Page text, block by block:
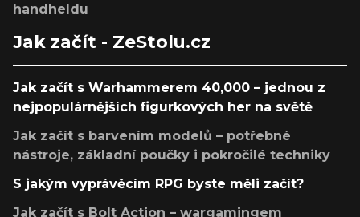
handheldu
Jak začít - ZeStolu.cz
Jak začít s Warhammerem 40,000 – jednou z
nejpopulárnějších figurkových her na světě
Jak začít s barvením modelů – potřebné
nástroje, základní poučky i pokročilé techniky
S jakým vyprávěcím RPG byste měli začít?
Jak začít s Bolt Action – wargamingem